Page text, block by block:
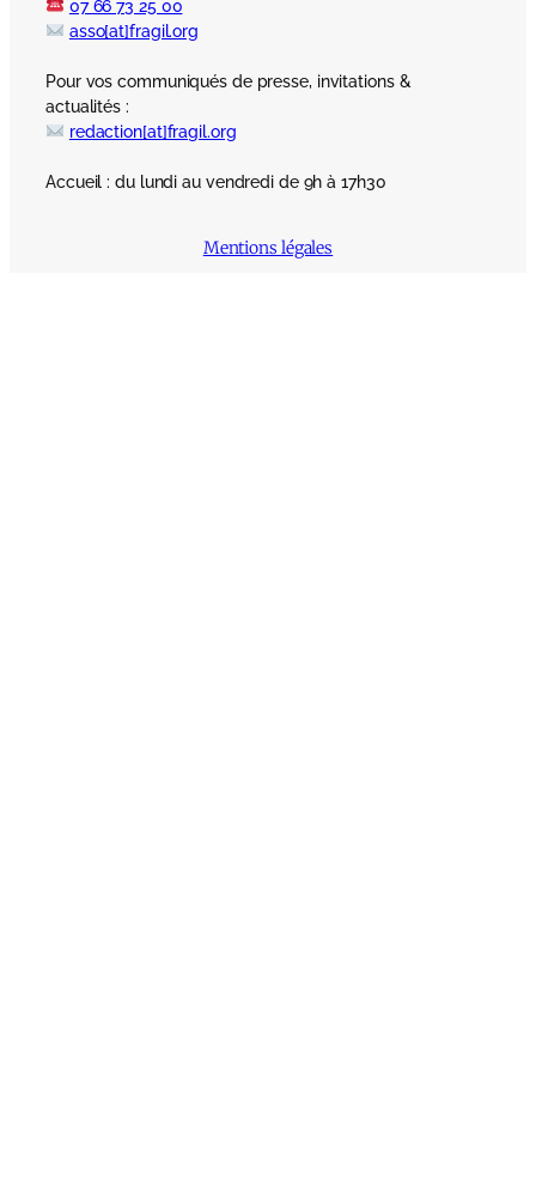
07 66 73 25 00
asso[at]fragil.org
Pour vos communiqués de presse, invitations &
actualités :
redaction[at]fragil.org
Accueil : du lundi au vendredi de 9h à 17h30
Mentions légales